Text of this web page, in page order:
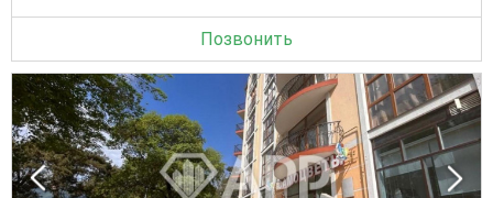
Позвонить